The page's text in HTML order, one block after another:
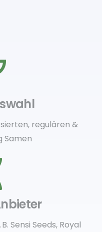
regulären &
Samen
Sensi Seeds, Royal